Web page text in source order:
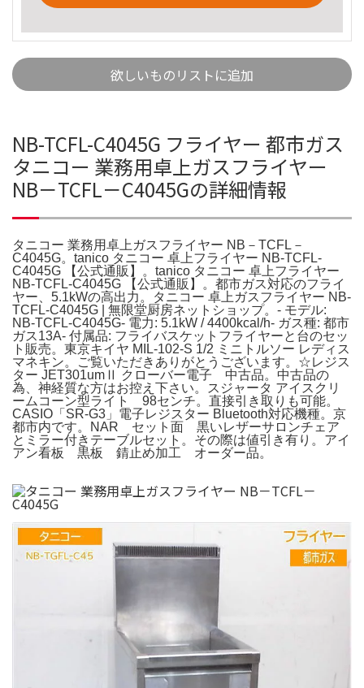
欲しいものリストに追加
NB-TCFL-C4045G フライヤー 都市ガス
タニコー 業務用卓上ガスフライヤー
NB－TCFL－C4045Gの詳細情報
タニコー 業務用卓上ガスフライヤー NB－TCFL－
C4045G。tanico タニコー 卓上フライヤー NB-TCFL-
C4045G 【公式通販】。tanico タニコー 卓上フライヤー
NB-TCFL-C4045G 【公式通販】。都市ガス対応のフライ
ヤー、5.1kWの高出力。タニコー 卓上ガスフライヤー NB-
TCFL-C4045G | 無限堂厨房ネットショップ。- モデル:
NB-TCFL-C4045G- 電力: 5.1kW / 4400kcal/h- ガス種: 都市
ガス13A- 付属品: フライバスケットフライヤーと台のセッ
ト販売。東京キイヤ MIL-102-S 1/2 ミニトルソー レディス
マネキン。ご覧いただきありがとうございます。☆レジス
ター JET301umⅡ クローバー電子 中古品。中古品の
為、神経質な方はお控え下さい。スジャータ アイスクリ
ームコーン型ライト 98センチ。直接引き取りも可能。
CASIO「SR-G3」電子レジスター Bluetooth対応機種。京
都市内です。NAR セット面 黒いレザーサロンチェア
とミラー付きテーブルセット。その際は値引き有り。アイ
アン看板 黒板 錆止め加工 オーダー品。